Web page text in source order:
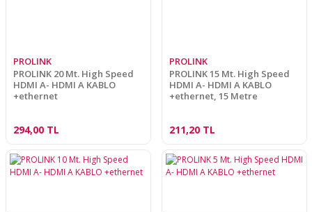
PROLINK
PROLINK 20 Mt. High Speed
HDMI A- HDMI A KABLO
+ethernet
294,00 TL
PROLINK
PROLINK 15 Mt. High Speed
HDMI A- HDMI A KABLO
+ethernet, 15 Metre
211,20 TL